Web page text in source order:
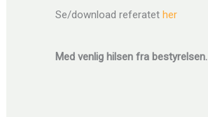
Se/download referatether
Med venlig hilsen fra bestyrelsen.